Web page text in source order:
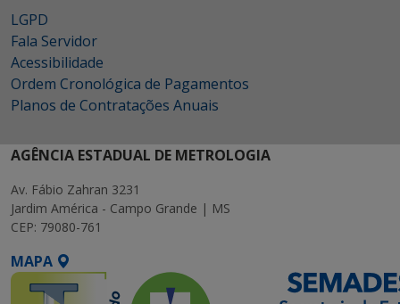
LGPD
Fala Servidor
Acessibilidade
Ordem Cronológica de Pagamentos
Planos de Contratações Anuais
AGÊNCIA ESTADUAL DE METROLOGIA
Av. Fábio Zahran 3231
Jardim América - Campo Grande | MS
CEP: 79080-761
MAPA